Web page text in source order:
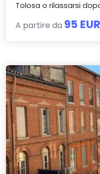
Tolosa o rilassarsi
A partire da 95 EUR